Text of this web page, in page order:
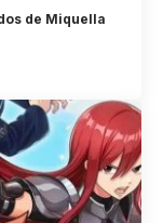
de Miquella